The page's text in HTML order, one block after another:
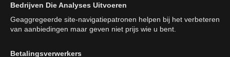
Bedrijven Die Analyses Uitvoeren
Geaggregeerde site-navigatiepatronen helpen bij het verbeteren
van aanbiedingen maar geven niet prijs wie u bent.
Betalingsverwerkers